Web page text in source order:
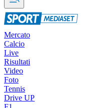
Mercato
Calcio
Live
Risultati
Video
Foto
Tennis
Drive UP